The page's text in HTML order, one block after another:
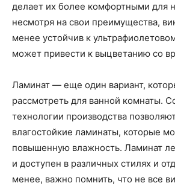
делает их более комфортными для
несмотря на свои преимущества,
менее устойчив к
может привести к выцветанию со
Ламинат — еще один вариант,
рассмотреть для ванной комнаты.
технологии производства
влагостойкие ламинаты, которые
повышенную влажность. Ламинат
и доступен в различных стилях и
менее, важно помнить, что не все